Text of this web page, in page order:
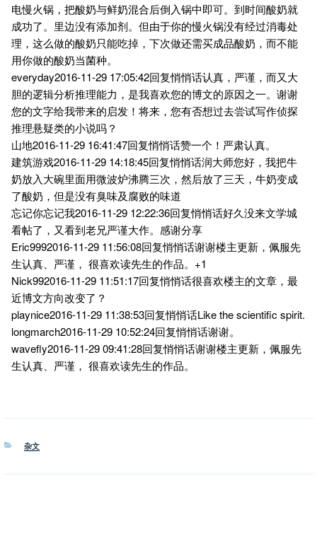
电慢火锅，把酸奶与鲜奶混合后倒入锅中即可。到时间酸奶就
成功了。里边没有添加剂。但由于你的慢火锅没有经过消毒处
理，这么做的酸奶只能吃掉，下次做还需买成品酸奶，而不能
用你做的酸奶当菌种。
everyday2016-11-29 17:05:42回复悄悄话认真，严谨，而又大
胆的逻辑分析推理能力，是我喜欢您的博文的原因之一。谢谢
您的文字给我带来的启发！将来，您有否想过去尝试写作侦探
推理悬疑类的小说吗？
山地2016-11-29 16:41:47回复悄悄话赞一个！严肃认真。
建筑游戏2016-11-29 14:18:45回复悄悄话润大师您好，我把牛
奶放入大碗里面用微波炉沸腾三次，然后放了三天，牛奶变成
了酸奶，但是没有臭味及腐败的味道
忘记你忘记我2016-11-29 12:22:36回复悄悄话好久没来文学城
看帖了，又看到老兄严谨大作。感谢分享
Eric9992016-11-29 11:56:08回复悄悄话谢谢楼主更新，佩服先
生认真、严谨， 很喜欢读先生的作品。+1
Nick992016-11-29 11:51:17回复悄悄话很喜欢楼主的文章，最
近博文方向改变了？
playnice2016-11-29 11:38:53回复悄悄话Like the scientific spirit.
longmarch2016-11-29 10:52:24回复悄悄话谢谢。
wavefly2016-11-29 09:41:28回复悄悄话谢谢楼主更新，佩服先
生认真、严谨， 很喜欢读先生的作品。
分
杂文